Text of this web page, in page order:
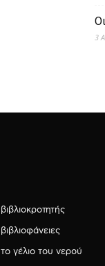
3
βιβλιοκροτητής
βιβλιοφάνειες
το γέλιο του νερού